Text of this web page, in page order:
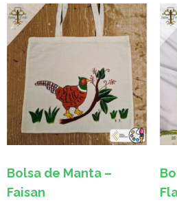
Bolsa de Manta –
Faisan